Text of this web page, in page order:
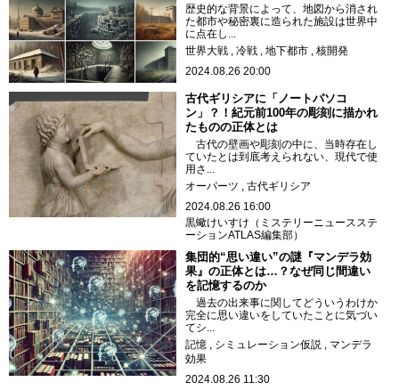
歴史的な背景によって、地図から消され
た都市や秘密裏に造られた施設は世界中
に点在し...
世界大戦
冷戦 地下都市
核開発
2024.08.26 20:00
古代ギリシアに「ノートパソコ
ン」？！紀元前100年の彫刻に描かれ
たものの正体とは
古代の壁画や彫刻の中に、当時存在し
ていたとは到底考えられない、現代で使
用さ...
オーパーツ
古代ギリシア
2024.08.26 16:00
黒蠍けいすけ（ミステリーニュースステ
ーションATLAS編集部）
集団的“思い違い”の謎『マンデラ効
果』の正体とは…？なぜ同じ間違い
を記憶するのか
過去の出来事に関してどういうわけか
完全に思い違いをしていたことに気づい
てシ...
記憶
シミュレーション仮説
マンデラ
効果
2024.08.26 11:30